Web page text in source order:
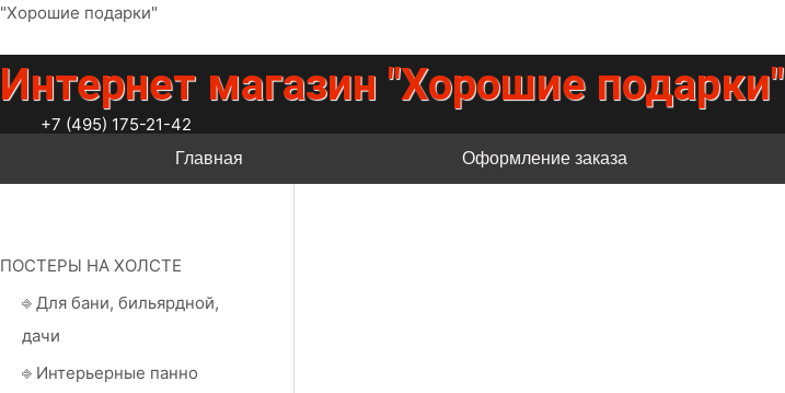
Перейти
содержимому
"Хорошие подарки"
Интернет магазин "Хорошие подарки"
+7 (495) 175-21-42
Главная Оформление заказа
ПОСТЕРЫ НА ХОЛСТЕ
⎆ Для бани, бильярдной,
дачи
⎆ Интерьерные панно